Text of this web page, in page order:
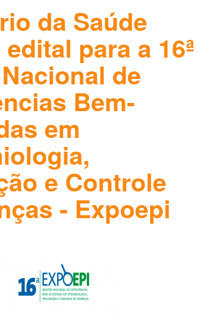
da Saúde
para a 16ª
de
Bem-
em
e Controle
- Expoepi